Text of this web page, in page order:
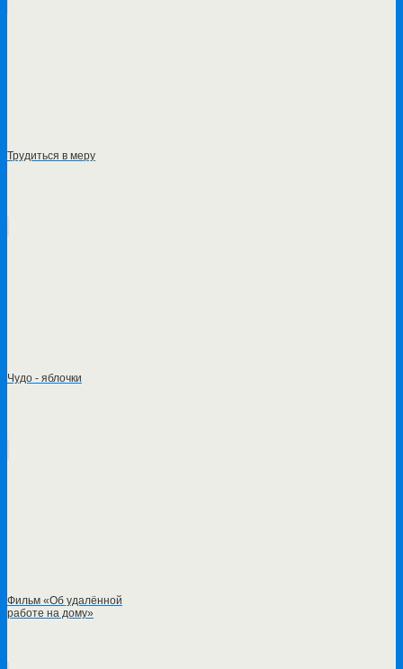
Трудиться в меру
Чудо - яблочки
Фильм «Об удалённой
работе на дому»